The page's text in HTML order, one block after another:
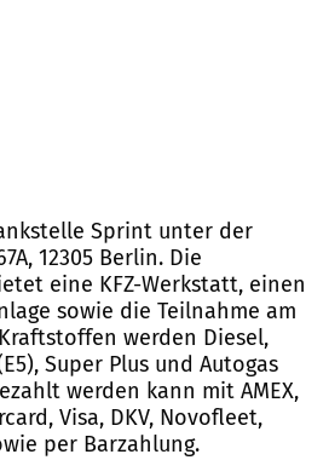
Sprint unter der
12305 Berlin. Die
eine KFZ-Werkstatt, einen
sowie die Teilnahme am
werden Diesel,
Super Plus und Autogas
werden kann mit AMEX,
Visa, DKV, Novofleet,
per Barzahlung.